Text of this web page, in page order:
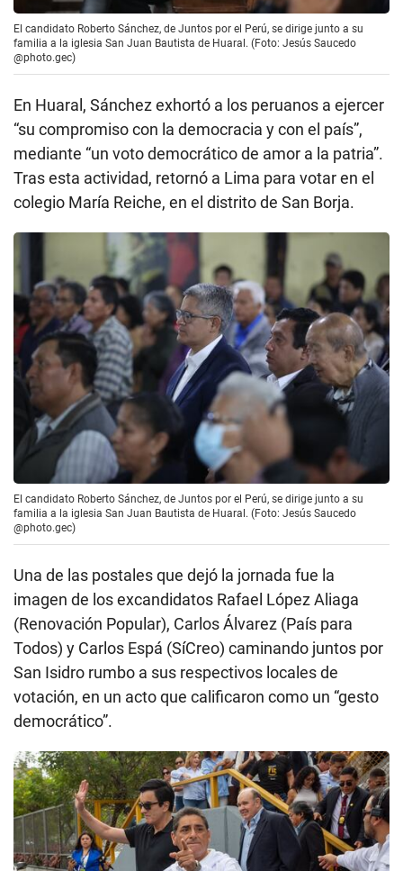
El candidato Roberto Sánchez, de Juntos por el Perú, se dirige junto a su
familia a la iglesia San Juan Bautista de Huaral. (Foto: Jesús Saucedo
@photo.gec)
En Huaral, Sánchez exhortó a los peruanos a ejercer
“su compromiso con la democracia y con el país”,
mediante “un voto democrático de amor a la patria”.
Tras esta actividad, retornó a Lima para votar en el
colegio María Reiche, en el distrito de San Borja.
El candidato Roberto Sánchez, de Juntos por el Perú, se dirige junto a su
familia a la iglesia San Juan Bautista de Huaral. (Foto: Jesús Saucedo
@photo.gec)
Una de las postales que dejó la jornada fue la
imagen de los excandidatos Rafael López Aliaga
(Renovación Popular), Carlos Álvarez (País para
Todos) y Carlos Espá (SíCreo) caminando juntos por
San Isidro rumbo a sus respectivos locales de
votación, en un acto que calificaron como un “gesto
democrático”.